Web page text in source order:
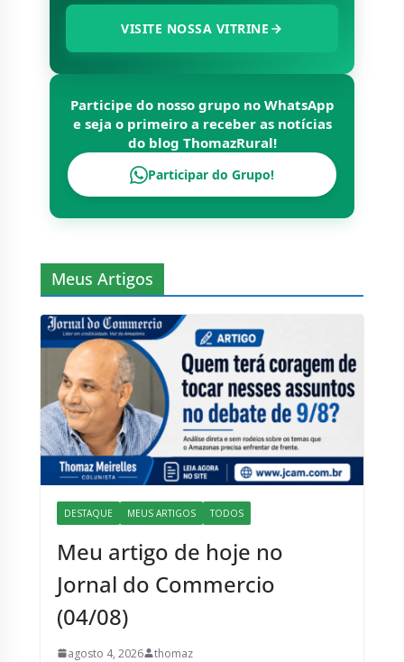
VISITE NOSSA VITRINE
Participe do nosso grupo no WhatsApp
e seja o primeiro a receber as notícias
do blog ThomazRural!
Participar do Grupo!
Meus Artigos
DESTAQUE MEUS ARTIGOS TODOS
Meu artigo de hoje no
Jornal do Commercio
(04/08)
agosto 4, 2026 thomaz